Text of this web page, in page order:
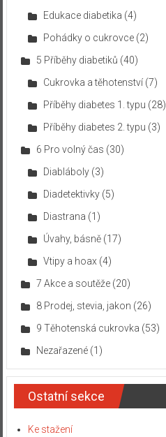
Edukace diabetika (4)
Pohádky o cukrovce(2)
5 Příběhy diabetiků (40)
Cukrovka a těhotenství(7)
Příběhy diabetes 1. typu (28)
Příběhy diabetes 2. typu (3)
6 Pro volný čas (30)
Diabláboly(3)
Diadetektivky(5)
Diastrana (1)
Úvahy, básně(17)
Vtipy a hoax (4)
7 Akce a soutěže(20)
8 Prodej, stevia, jakon (26)
9 Těhotenská cukrovka (53)
Nezařazené(1)
Ostatní sekce
Ke stažení